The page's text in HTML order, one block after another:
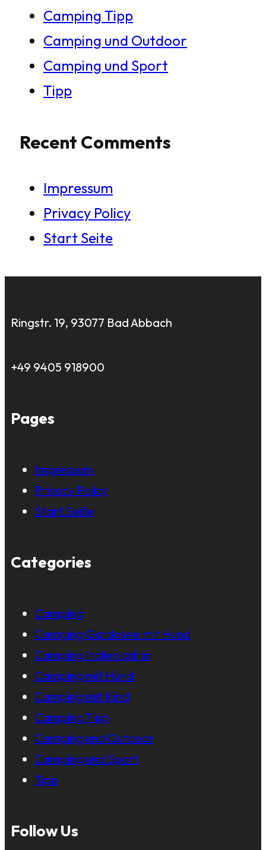
Camping Tipp
Camping und Outdoor
Camping und Sport
Tipp
Recent Comments
Impressum
Privacy Policy
Start Seite
Ringstr. 19, 93077 Bad Abbach
+49 9405 918900
Pages
Impressum
Privacy Policy
Start Seite
Categories
Camping
Camping Gardasee mit Hund
Camping Italien adria
Camping mit Hund
Camping mit Kind
Camping Tipp
Camping und Outdoor
Camping und Sport
Tipp
Follow Us